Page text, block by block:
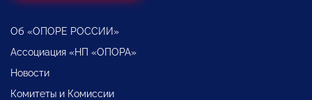
Об «ОПОРЕ РОССИИ»
Ассоциация «НП «ОПОРА»
Новости
Комитеты и Комиссии